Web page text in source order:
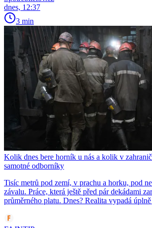
dnes, 12:37
3 min
Kolik dnes bere horník u nás a kolik v
samotné odborníky
Tisíc metrů pod zemí, v prachu a horku, pod
závalu. Práce, která ještě před pár dekádami
průměrného platu. Dnes? Realita vypadá